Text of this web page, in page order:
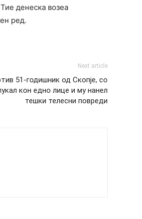
денеска возеа
ред.
Next article
51-годишник од Скопје, со
кон едно лице и му нанел
тешки телесни повреди